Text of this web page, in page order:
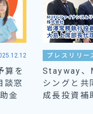
算を
談窓
金
プレスリリー
Stayway、
シングと共
成長投資補